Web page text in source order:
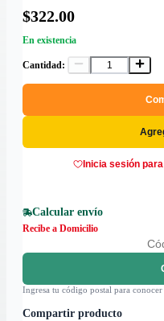
$322.00
En existencia
Cantidad:
Inicia sesión
Calcular envío
Recibe a Domicilio
Ingresa tu código postal para
Compartir producto